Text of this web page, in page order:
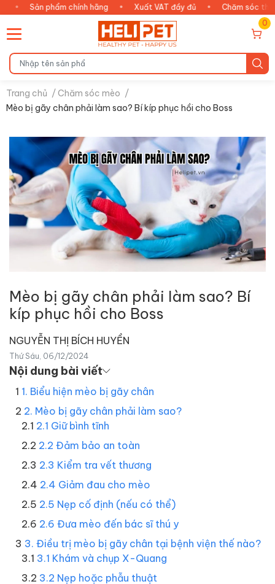
Sản phẩm chính hãng • Xuất VAT đầy đủ •
Chăm sóc thông minh
0
Trang chủ /Chăm sóc mèo /
Mèo bị gãy chân phải làm sao? Bí kíp phục hồi cho Boss
Mèo bị gãy chân phải làm sao? Bí
kíp phục hồi cho Boss
NGUYỄN THỊ BÍCH HUYỀN
Thứ Sáu, 06/12/2024
Nội dung bài viết
1. Biểu hiện mèo bị gãy chân
2. Mèo bị gãy chân phải làm sao?
2.1 Giữ bình tĩnh
2.2 Đảm bảo an toàn
2.3 Kiểm tra vết thương
2.4 Giảm đau cho mèo
2.5 Nẹp cố định (nếu có thể)
2.6 Đưa mèo đến bác sĩ thú y
3. Điều trị mèo bị gãy chân tại bệnh viện thế nào?
3.1 Khám và chụp X-Quang
3.2 Nẹp hoặc phẫu thuật